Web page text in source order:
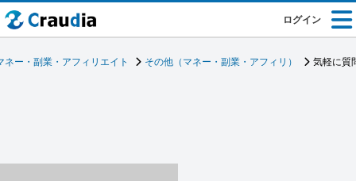
ログイン
ネー・副業・アフィリエイト その他（マネー・副業・アフィリ） 気軽に質